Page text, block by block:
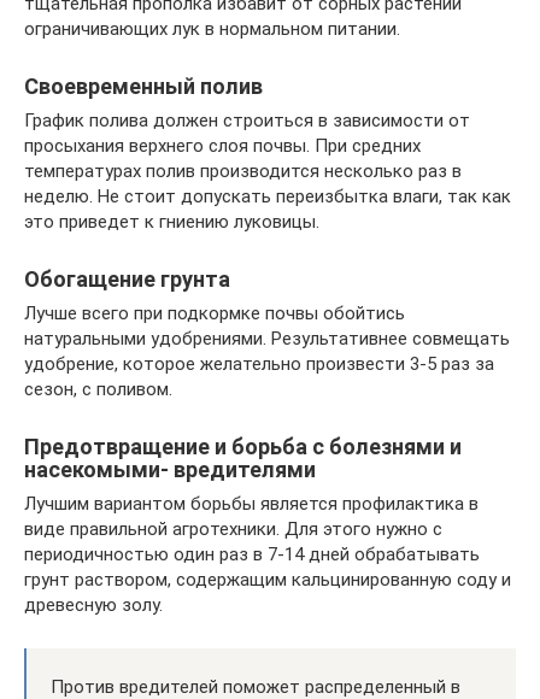
ограничивающих лук в нормальном питании.
Своевременный полив
График полива должен строиться в зависимости от
просыхания верхнего слоя почвы. При средних
температурах полив производится несколько раз в
неделю. Не стоит допускать переизбытка влаги, так как
это приведет к гниению луковицы.
Обогащение грунта
Лучше всего при подкормке почвы обойтись
натуральными удобрениями. Результативнее совмещать
удобрение, которое желательно произвести 3-5 раз за
сезон, с поливом.
Предотвращение и борьба с болезнями и
насекомыми- вредителями
Лучшим вариантом борьбы является профилактика в
виде правильной агротехники. Для этого нужно с
периодичностью один раз в 7-14 дней обрабатывать
грунт раствором, содержащим кальцинированную соду и
древесную золу.
Против вредителей поможет распределенный в